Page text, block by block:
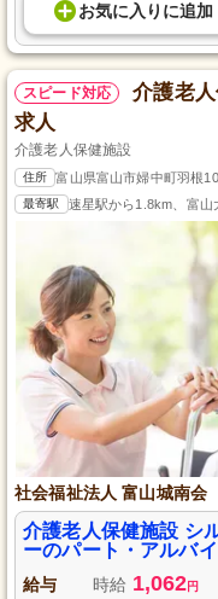
お気に入り に追加
スピード対応
介護老
求人
介護老人保健施設
住所 富山県富山市婦中町羽根
最寄駅 速星駅から1.8km、富
社会福祉法人 富山城南会
介護老人保健施設 シ
ーのパート・アルバ
給与 時給 1,062円